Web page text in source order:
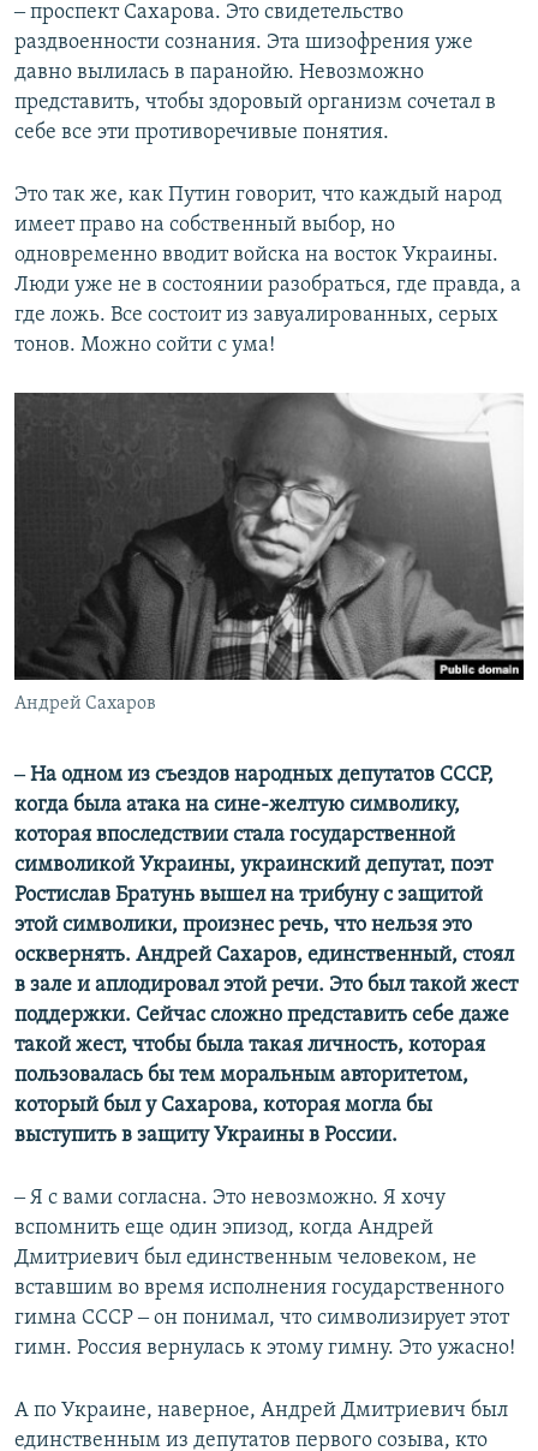
‒ проспект Сахарова. Это свидетельство
раздвоенности сознания. Эта шизофрения уже
давно вылилась в паранойю. Невозможно
представить, чтобы здоровый организм сочетал в
себе все эти противоречивые понятия.
Это так же, как Путин говорит, что каждый народ
имеет право на собственный выбор, но
одновременно вводит войска на восток Украины.
Люди уже не в состоянии разобраться, где правда, а
где ложь. Все состоит из завуалированных, серых
тонов. Можно сойти с ума!
Андрей Сахаров
‒ На одном из съездов народных депутатов СССР,
когда была атака на сине-желтую символику,
которая впоследствии стала государственной
символикой Украины, украинский депутат, поэт
Ростислав Братунь вышел на трибуну с защитой
этой символики, произнес речь, что нельзя это
осквернять. Андрей Сахаров, единственный, стоял
в зале и аплодировал этой речи. Это был такой жест
поддержки. Сейчас сложно представить себе даже
такой жест, чтобы была такая личность, которая
пользовалась бы тем моральным авторитетом,
который был у Сахарова, которая могла бы
выступить в защиту Украины в России.
‒ Я с вами согласна. Это невозможно. Я хочу
вспомнить еще один эпизод, когда Андрей
Дмитриевич был единственным человеком, не
вставшим во время исполнения государственного
гимна СССР ‒ он понимал, что символизирует этот
гимн. Россия вернулась к этому гимну. Это ужасно!
А по Украине, наверное, Андрей Дмитриевич был
единственным из депутатов первого созыва, кто